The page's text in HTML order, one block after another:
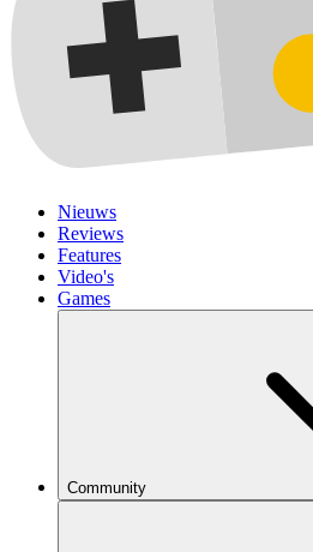
Nieuws
Reviews
Features
Video's
Games
Community